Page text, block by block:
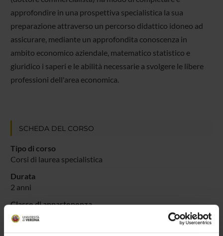
approfondire in una prospettiva specialistica la sua
preparazione attraverso un percorso didattico idoneo ad
assicurare, mediante un approfondita conoscenza in
ambito economico aziendale, matematico statistico e
giuridico i saperi e le abilità necessarie a svolgere le libere
professioni dell'area economica.
SCHEDA DEL CORSO
Tipo di corso
Corsi di laurea specialistica
Durata
2 anni
Classe di appartenenza
84/S - Classe delle lauree specialistiche in Scienze
economico-aziendali